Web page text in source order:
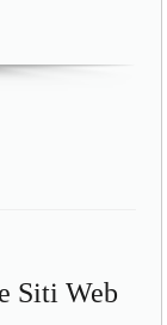
Siti Web